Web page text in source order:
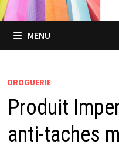
MENU
DROGUERIE
Produit
anti-taches